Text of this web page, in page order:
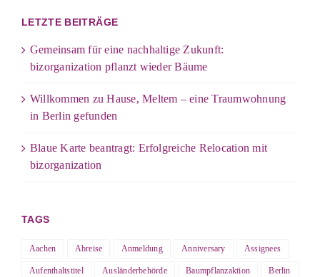
LETZTE BEITRÄGE
Gemeinsam für eine nachhaltige Zukunft:
bizorganization pflanzt wieder Bäume
Willkommen zu Hause, Meltem – eine Traumwohnung
in Berlin gefunden
Blaue Karte beantragt: Erfolgreiche Relocation mit
bizorganization
TAGS
Aachen Abreise Anmeldung Anniversary Assignees
Aufenthaltstitel Ausländerbehörde Baumpflanzaktion Berlin